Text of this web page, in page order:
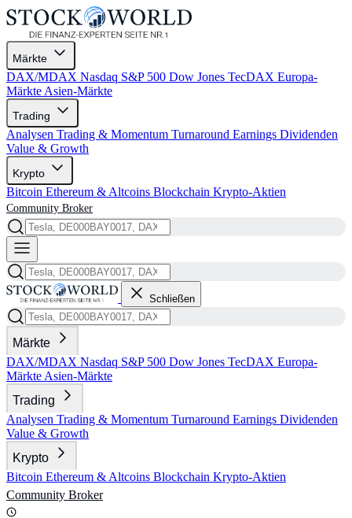
Märkte
DAX/MDAX Nasdaq S&P 500 Dow Jones TecDAX Europa-
Märkte Asien-Märkte
Trading
Analysen Trading & Momentum Turnaround Earnings Dividenden
Value & Growth
Krypto
Bitcoin Ethereum & Altcoins Blockchain Krypto-Aktien
Community Broker
Schließen
Märkte
DAX/MDAX Nasdaq S&P 500 Dow Jones TecDAX Europa-
Märkte Asien-Märkte
Trading
Analysen Trading & Momentum Turnaround Earnings Dividenden
Value & Growth
Krypto
Bitcoin Ethereum & Altcoins Blockchain Krypto-Aktien
Community Broker